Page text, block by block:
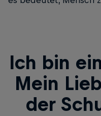
Ich bin
Mein
der